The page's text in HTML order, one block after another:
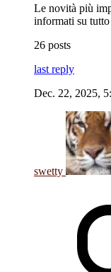
Le novità più
informati su
26 posts
last reply
Dec. 22, 2025,
swetty